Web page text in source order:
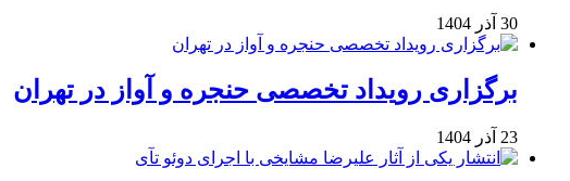
30 آذر 1404
برگزاری رویداد تخصصی حنجره و آواز در تهران
23 آذر 1404